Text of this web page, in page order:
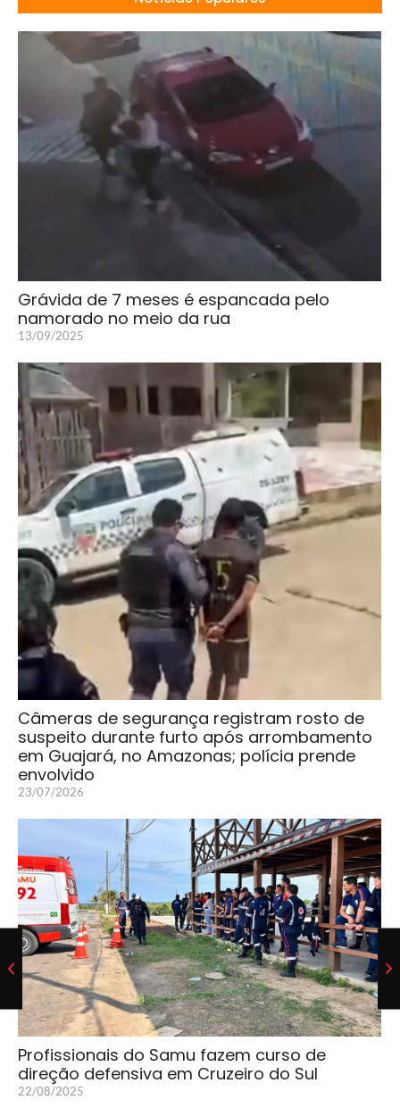
Grávida de 7 meses é espancada pelo
namorado no meio da rua
13/09/2025
Câmeras de segurança registram rosto de
suspeito durante furto após arrombamento
em Guajará, no Amazonas; polícia prende
envolvido
23/07/2026
Profissionais do Samu fazem curso de
direção defensiva em Cruzeiro do Sul
22/08/2025